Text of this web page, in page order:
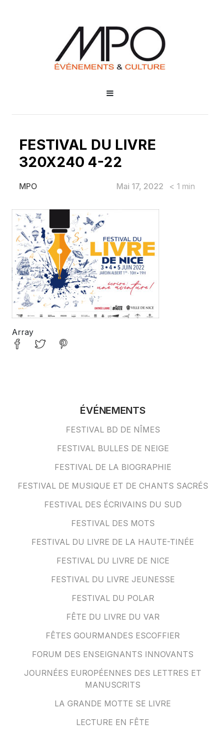
FESTIVAL DU LIVRE
320X240 4-22
MPO Mai 17, 2022 < 1 min
FESTIVAL DU LIVRE
Array
ÉVÉNEMENTS
FESTIVAL BD DE NÎMES
FESTIVAL BULLES DE NEIGE
FESTIVAL DE LA BIOGRAPHIE
FESTIVAL DE MUSIQUE ET DE CHANTS SACRÉS
FESTIVAL DES ÉCRIVAINS DU SUD
FESTIVAL DES MOTS
FESTIVAL DU LIVRE DE LA HAUTE-TINÉE
FESTIVAL DU LIVRE DE NICE
FESTIVAL DU LIVRE JEUNESSE
FESTIVAL DU POLAR
FÊTE DU LIVRE DU VAR
FÊTES GOURMANDES ESCOFFIER
FORUM DES ENSEIGNANTS INNOVANTS
JOURNÉES EUROPÉENNES DES LETTRES ET
MANUSCRITS
LA GRANDE MOTTE SE LIVRE
LECTURE EN FÊTE